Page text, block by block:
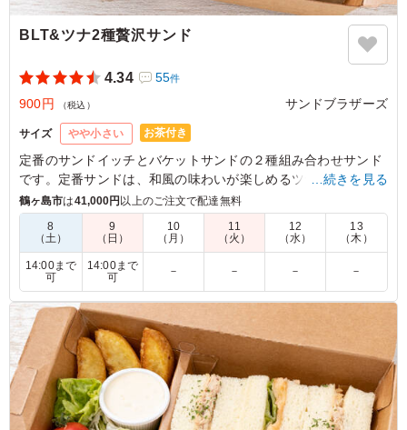
BLT&ツナ2種贅沢サンド
4.34 55件
900円 （税込） サンドブラザーズ
サイズ やや小さい お茶付き
定番のサンドイッチとバケットサンドの２種組み合わせサンド
です。定番サンドは、和風の味わいが楽しめるツナサンド。バ
ケットサンドは、ベーコン・レタス・トマトの3種が一度に楽
しめるBLTサンド。食べ応え抜群の一品。
※仕入れの兼ね合いで、ミニトマトがパプリカに変更になりま
(株)栄光
ベーコンのカリッと感とレタス・トマトの新鮮な食感、そ
してツナの優しい味わいが絶妙にマッチしていました。
BLTのパンチとツナのまろやかさ、両方を一度に楽しめる
贅沢さ！若い世代に人気なのも納得の美味しさです。飽き
のこない味わいで、ランチにもぴったりな一品でした。
…続きを見る
鶴ヶ島市は41,000円以上のご注文で配達無料
8
（土）
9
（日）
10
（月）
11
（火）
12
（水）
13
（木）
14:00まで
可
14:00まで
可
－ － － －